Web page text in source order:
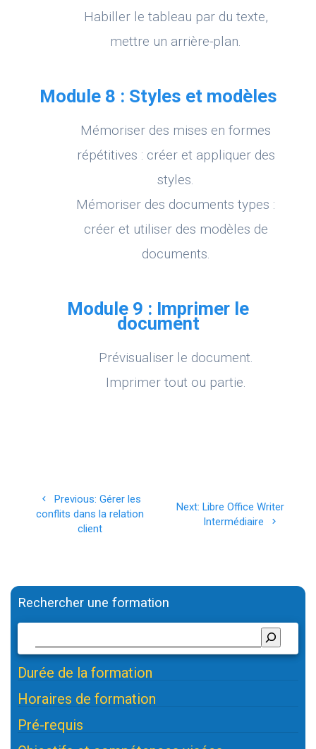
Habiller le tableau par du texte,
mettre un arrière-plan.
Module 8 : Styles et modèles
Mémoriser des mises en formes
répétitives : créer et appliquer des
styles.
Mémoriser des documents types :
créer et utiliser des modèles de
documents.
Module 9 : Imprimer le
document
Prévisualiser le document.
Imprimer tout ou partie.
Previous: Previous
post:
Gérer les
conflits dans la relation
client
Next: Next
post:
Libre Office Writer
Intermédiaire
Rechercher une formation
Durée de la formation
Horaires de formation
Pré-requis